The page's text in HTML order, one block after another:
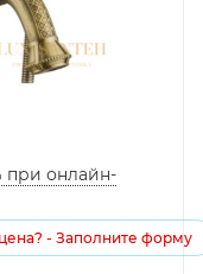
при онлайн-
- Заполните форму